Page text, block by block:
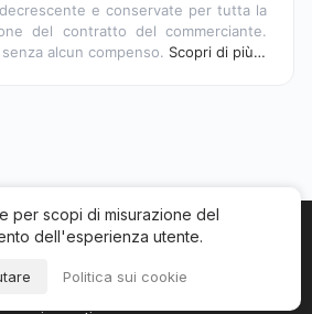
e conservate per tutta la
del contratto del commerciante.
alcun compenso. Scopri di più…
Categorie CGU
per scopi di misurazione del
dell'esperienza utente.
Politica sui cookie